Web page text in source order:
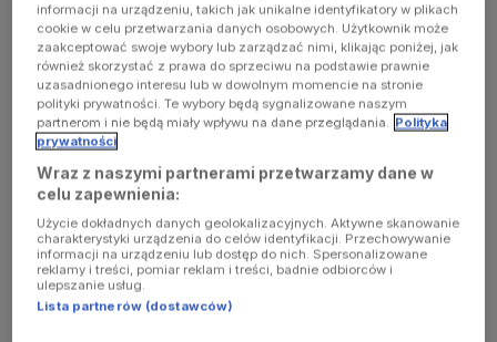
occurred
(see the
browser
console for
more
information)
informacji na urządzeniu, takich jak unikalne identyfikatory w plikach
cookie w celu przetwarzania danych osobowych. Użytkownik może
zaakceptować swoje wybory lub zarządzać nimi, klikając poniżej, jak
również skorzystać z prawa do sprzeciwu na podstawie prawnie
uzasadnionego interesu lub w dowolnym momencie na stronie
polityki prywatności. Te wybory będą sygnalizowane naszym
partnerom i nie będą miały wpływu na dane przeglądania. Polityka
prywatności
Wraz z naszymi partnerami przetwarzamy dane w
celu zapewnienia:
Użycie dokładnych danych geolokalizacyjnych. Aktywne skanowanie
charakterystyki urządzenia do celów identyfikacji. Przechowywanie
informacji na urządzeniu lub dostęp do nich. Spersonalizowane
reklamy i treści, pomiar reklam i treści, badnie odbiorców i
ulepszanie usług.
Lista partnerów (dostawców)